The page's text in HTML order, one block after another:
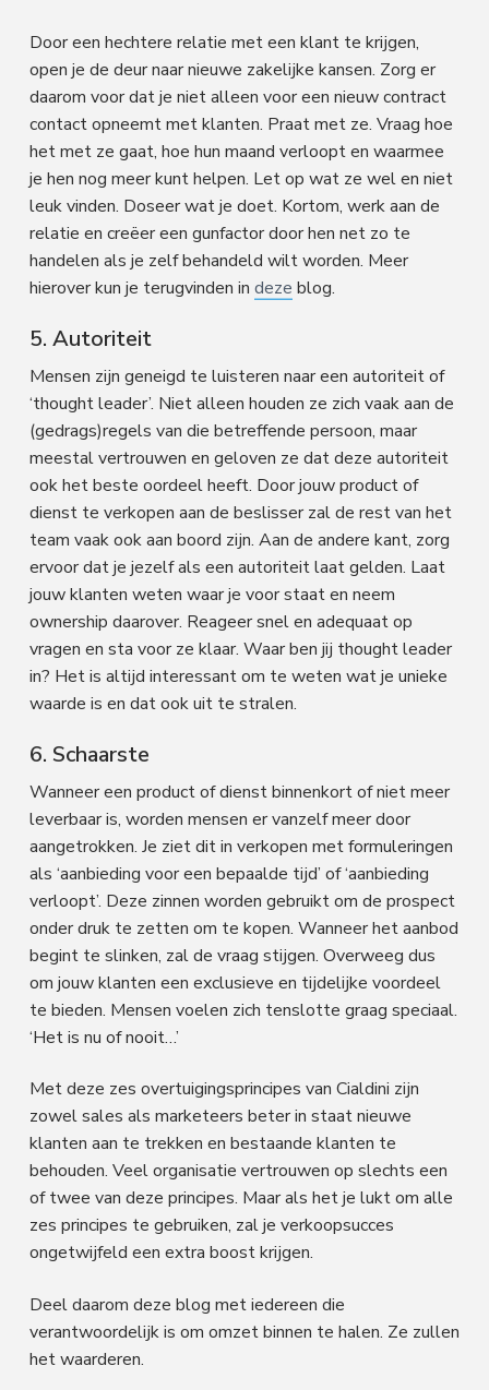
Door een hechtere relatie met een klant te krijgen,
open je de deur naar nieuwe zakelijke kansen. Zorg er
daarom voor dat je niet alleen voor een nieuw contract
contact opneemt met klanten. Praat met ze. Vraag hoe
het met ze gaat, hoe hun maand verloopt en waarmee
je hen nog meer kunt helpen. Let op wat ze wel en niet
leuk vinden. Doseer wat je doet. Kortom, werk aan de
relatie en creëer een gunfactor door hen net zo te
handelen als je zelf behandeld wilt worden. Meer
hierover kun je terugvinden in deze blog.
5. Autoriteit
Mensen zijn geneigd te luisteren naar een autoriteit of
‘thought leader’. Niet alleen houden ze zich vaak aan de
(gedrags)regels van die betreffende persoon, maar
meestal vertrouwen en geloven ze dat deze autoriteit
ook het beste oordeel heeft. Door jouw product of
dienst te verkopen aan de beslisser zal de rest van het
team vaak ook aan boord zijn. Aan de andere kant, zorg
ervoor dat je jezelf als een autoriteit laat gelden. Laat
jouw klanten weten waar je voor staat en neem
ownership daarover. Reageer snel en adequaat op
vragen en sta voor ze klaar. Waar ben jij thought leader
in? Het is altijd interessant om te weten wat je unieke
waarde is en dat ook uit te stralen.
6. Schaarste
Wanneer een product of dienst binnenkort of niet meer
leverbaar is, worden mensen er vanzelf meer door
aangetrokken. Je ziet dit in verkopen met formuleringen
als ‘aanbieding voor een bepaalde tijd’ of ‘aanbieding
verloopt’. Deze zinnen worden gebruikt om de prospect
onder druk te zetten om te kopen. Wanneer het aanbod
begint te slinken, zal de vraag stijgen. Overweeg dus
om jouw klanten een exclusieve en tijdelijke voordeel
te bieden. Mensen voelen zich tenslotte graag speciaal.
‘Het is nu of nooit…’
Met deze zes overtuigingsprincipes van Cialdini zijn
zowel sales als marketeers beter in staat nieuwe
klanten aan te trekken en bestaande klanten te
behouden. Veel organisatie vertrouwen op slechts een
of twee van deze principes. Maar als het je lukt om alle
zes principes te gebruiken, zal je verkoopsucces
ongetwijfeld een extra boost krijgen.
Deel daarom deze blog met iedereen die
verantwoordelijk is om omzet binnen te halen. Ze zullen
het waarderen.